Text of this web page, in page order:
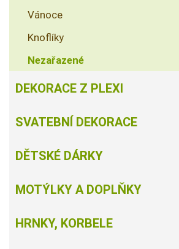
Vánoce
Knoflíky
Nezařazené
DEKORACE Z PLEXI
SVATEBNÍ DEKORACE
DĚTSKÉ DÁRKY
MOTÝLKY A DOPLŇKY
HRNKY, KORBELE